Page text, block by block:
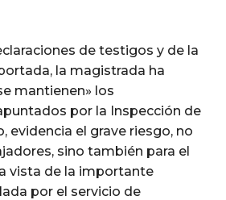
de testigos y de la
la magistrada ha
mantienen» los
por la Inspección de
evidencia el grave riesgo, no
sino también para el
vista de la importante
por el servicio de